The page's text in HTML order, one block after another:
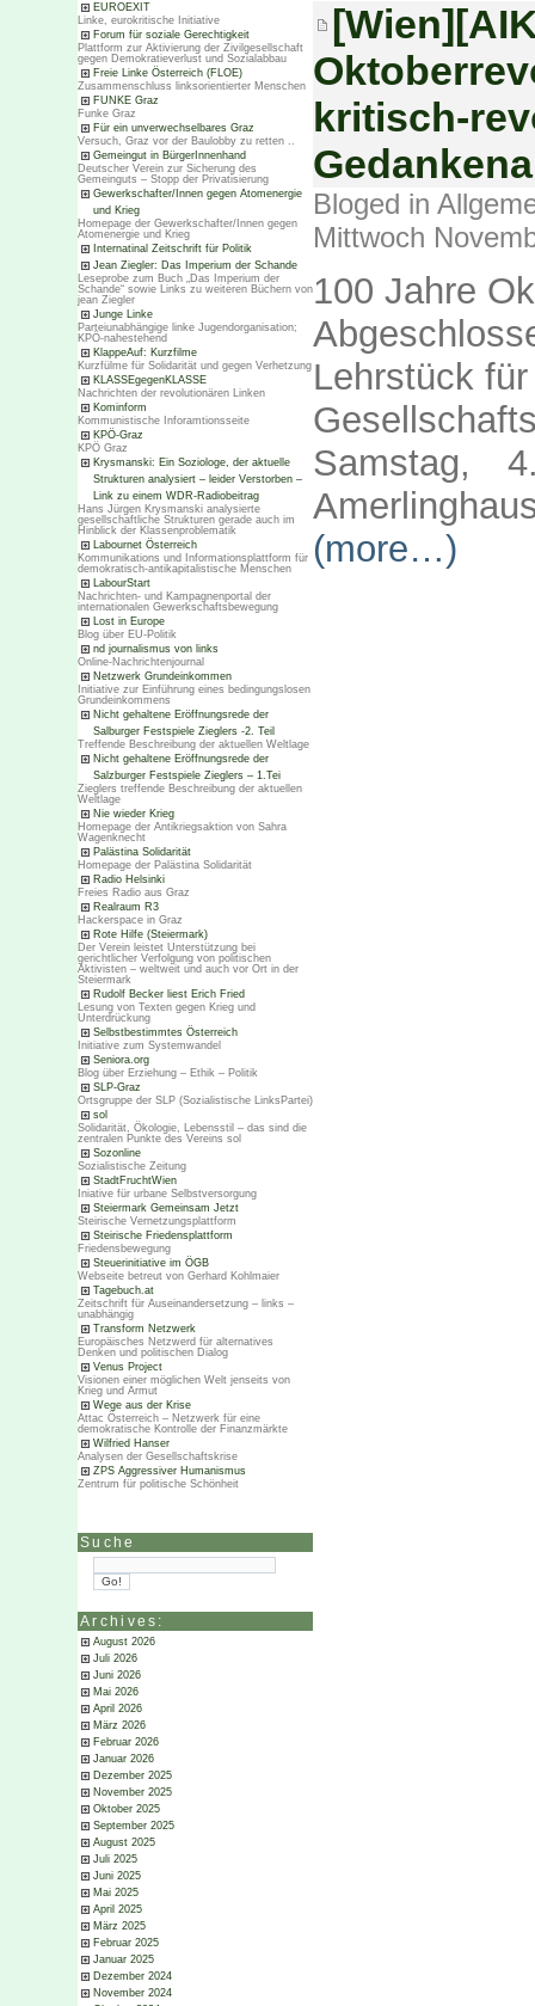
EUROEXIT
Linke, eurokritische Initiative
Forum für soziale Gerechtigkeit
Plattform zur Aktivierung der Zivilgesellschaft
gegen Demokratieverlust und Sozialabbau
Freie Linke Österreich (FLOE)
Zusammenschluss linksorientierter Menschen
FUNKE Graz
Funke Graz
Für ein unverwechselbares Graz
Versuch, Graz vor der Baulobby zu retten ..
Gemeingut in BürgerInnenhand
Deutscher Verein zur Sicherung des
Gemeinguts – Stopp der Privatisierung
Gewerkschafter/Innen gegen Atomenergie
und Krieg
Homepage der Gewerkschafter/Innen gegen
Atomenergie und Krieg
Internatinal Zeitschrift für Politik
Jean Ziegler: Das Imperium der Schande
Leseprobe zum Buch „Das Imperium der
Schande“ sowie Links zu weiteren Büchern von
jean Ziegler
Junge Linke
Parteiunabhängige linke Jugendorganisation;
KPÖ-nahestehend
KlappeAuf: Kurzfilme
Kurzfülme für Solidarität und gegen Verhetzung
KLASSEgegenKLASSE
Nachrichten der revolutionären Linken
Kominform
Kommunistische Inforamtionsseite
KPÖ-Graz
KPÖ Graz
Krysmanski: Ein Soziologe, der aktuelle
Strukturen analysiert – leider Verstorben –
Link zu einem WDR-Radiobeitrag
Hans Jürgen Krysmanski analysierte
gesellschaftliche Strukturen gerade auch im
Hinblick der Klassenproblematik
Labournet Österreich
Kommunikations und Informationsplattform für
demokratisch-antikapitalistische Menschen
LabourStart
Nachrichten- und Kampagnenportal der
internationalen Gewerkschaftsbewegung
Lost in Europe
Blog über EU-Politik
nd journalismus von links
Online-Nachrichtenjournal
Netzwerk Grundeinkommen
Initiative zur Einführung eines bedingungslosen
Grundeinkommens
Nicht gehaltene Eröffnungsrede der
Salburger Festspiele Zieglers -2. Teil
Treffende Beschreibung der aktuellen Weltlage
Nicht gehaltene Eröffnungsrede der
Salzburger Festspiele Zieglers – 1.Tei
Zieglers treffende Beschreibung der aktuellen
Weltlage
Nie wieder Krieg
Homepage der Antikriegsaktion von Sahra
Wagenknecht
Palästina Solidarität
Homepage der Palästina Solidarität
Radio Helsinki
Freies Radio aus Graz
Realraum R3
Hackerspace in Graz
Rote Hilfe (Steiermark)
Der Verein leistet Unterstützung bei
gerichtlicher Verfolgung von politischen
Aktivisten – weltweit und auch vor Ort in der
Steiermark
Rudolf Becker liest Erich Fried
Lesung von Texten gegen Krieg und
Unterdrückung
Selbstbestimmtes Österreich
Initiative zum Systemwandel
Seniora.org
Blog über Erziehung – Ethik – Politik
SLP-Graz
Ortsgruppe der SLP (Sozialistische LinksPartei)
sol
Solidarität, Ökologie, Lebensstil – das sind die
zentralen Punkte des Vereins sol
Sozonline
Sozialistische Zeitung
StadtFruchtWien
Iniative für urbane Selbstversorgung
Steiermark Gemeinsam Jetzt
Steirische Vernetzungsplattform
Steirische Friedensplattform
Friedensbewegung
Steuerinitiative im ÖGB
Webseite betreut von Gerhard Kohlmaier
Tagebuch.at
Zeitschrift für Auseinandersetzung – links –
unabhängig
Transform Netzwerk
Europäisches Netzwerd für alternatives
Denken und politischen Dialog
Venus Project
Visionen einer möglichen Welt jenseits von
Krieg und Armut
Wege aus der Krise
Attac Österreich – Netzwerk für eine
demokratische Kontrolle der Finanzmärkte
Wilfried Hanser
Analysen der Gesellschaftskrise
ZPS Aggressiver Humanismus
Zentrum für politische Schönheit
Suche
Archives:
August 2026
Juli 2026
Juni 2026
Mai 2026
April 2026
März 2026
Februar 2026
Januar 2026
Dezember 2025
November 2025
Oktober 2025
September 2025
August 2025
Juli 2025
Juni 2025
Mai 2025
April 2025
März 2025
Februar 2025
Januar 2025
Dezember 2024
November 2024
kritisch-
Bloged in
Mittwoch
100 Jahre
Lehrstück für
Samstag,
(more…)